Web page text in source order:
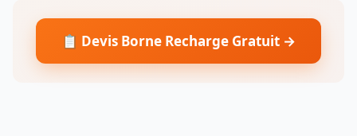
📋 Devis Borne Recharge Gratuit →